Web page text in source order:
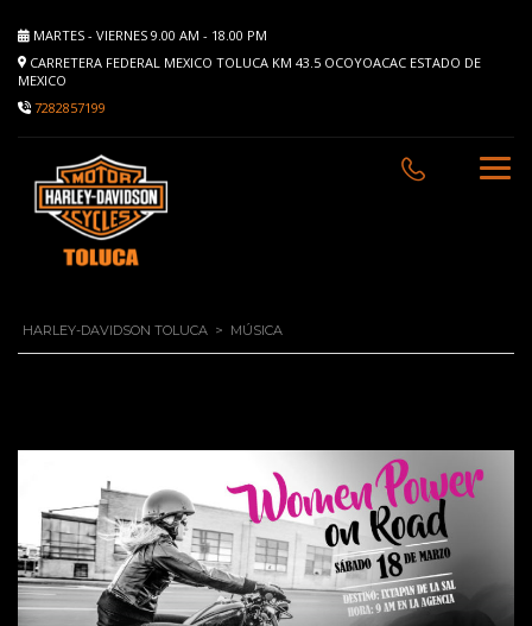
MARTES - VIERNES 9.00 AM - 18.00 PM
CARRETERA FEDERAL MEXICO TOLUCA KM 43.5 OCOYOACAC ESTADO DE
MEXICO
7282857199
HARLEY-DAVIDSON TOLUCA > MÚSICA